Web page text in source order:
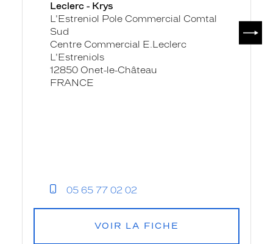
Leclerc - Krys
L'Estreniol Pole Commercial Comtal
Sud
Centre Commercial E.Leclerc
L'Estreniols
12850 Onet-le-Château
FRANCE
05 65 77 02 02
VOIR LA FICHE